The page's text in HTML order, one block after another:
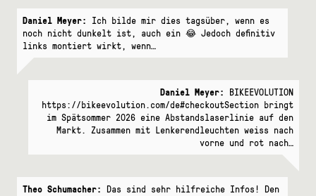
Daniel Meyer: Ich bilde mir dies tagsüber, wenn es
noch nicht dunkelt ist, auch ein 😂 Jedoch definitiv
links montiert wirkt, wenn…
Daniel Meyer: BIKEEVOLUTION
https://bikeevolution.com/de#checkoutSection bringt
im Spätsommer 2026 eine Abstandslaserlinie auf den
Markt. Zusammen mit Lenkerendleuchten weiss nach
vorne und rot nach…
Theo Schumacher: Das sind sehr hilfreiche Infos! Den